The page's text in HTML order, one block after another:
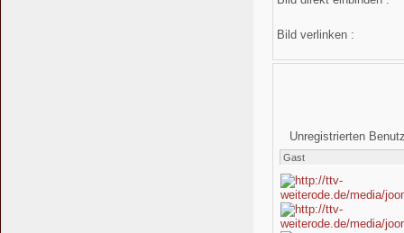
Bild verlinken :
Unregistrierten